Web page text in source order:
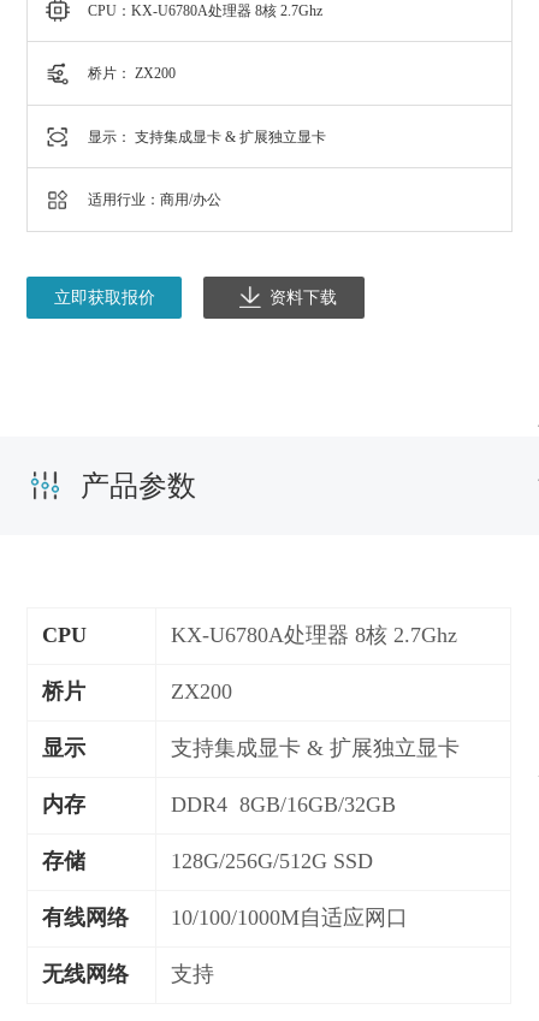
CPU：KX-U6780A处理器 8核 2.7Ghz
桥片： ZX200
显示： 支持集成显卡 & 扩展独立显卡
适用行业：商用/办公
立即获取报价 资料下载
产品参数
CPU KX-U6780A处理器 8核 2.7Ghz
桥片 ZX200
显示 支持集成显卡 & 扩展独立显卡
内存 DDR4 8GB/16GB/32GB
存储 128G/256G/512G SSD
有线网络 10/100/1000M自适应网口
无线网络 支持